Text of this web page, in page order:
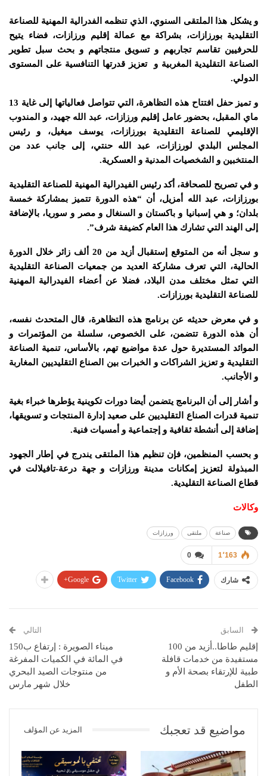
و يشكل هذا الملتقى السنوي، الذي تنظمه الفدرالية المهنية للصناعة
التقليدية بورزازات، بشراكة مع عمالة إقليم ورزازات، فضاء يتيح
للحرفيين تقاسم تجاربهم و تسويق منتجاتهم و بحث سبل تطوير
الصناعة التقليدية المغربية و تعزيز قدرتها التنافسية على المستوى
الدولي.
و تميز حفل افتتاح هذه التظاهرة، التي تتواصل فعالياتها إلى غاية 13
ماي المقبل، بحضور عامل إقليم ورزازات، عبد الله جهيد، و المندوب
الإقليمي للصناعة التقليدية بورزازات، يوسف ميغيل، و رئيس
المجلس البلدي لورزازات، عبد الله حنتي، إلى جانب عدد من
المنتخبين و الشخصيات المدنية و العسكرية.
و في تصريح للصحافة، أكد رئيس الفيدرالية المهنية للصناعة التقليدية
بورزازات، عبد الله أمزيل، أن “هذه الدورة تتميز بمشاركة خمسة
بلدان؛ و هي إسبانيا و باكستان و السنغال و مصر و سوريا، بالإضافة
إلى الهند التي تشارك هذا العام كضيفة شرف”.
و سجل أنه من المتوقع إستقبال أزيد من 20 ألف زائر خلال الدورة
الحالية، التي تعرف مشاركة العديد من جمعيات الصناعة التقليدية
التي تمثل مختلف مدن البلاد، فضلا عن أعضاء الفيدرالية المهنية
للصناعة التقليدية بورزازات.
و في معرض حديثه عن برنامج هذه التظاهرة، قال المتحدث نفسه،
أن هذه الدورة تتضمن، على الخصوص، سلسلة من المؤتمرات و
الموائد المستديرة حول عدة مواضيع تهم، بالأساس، تنمية الصناعة
التقليدية و تعزيز الشراكات و الخبرات بين الصناع التقليديين المغاربة
و الأجانب.
و أشار إلى أن البرنامج يتضمن أيضا دورات تكوينية يؤطرها خبراء بغية
تنمية قدرات الصناع التقليديين على صعيد إدارة المنتجات و تسويقها،
إضافة إلى أنشطة ثقافية و إجتماعية و أمسيات فنية.
و بحسب المنظمين، فإن تنظيم هذا الملتقى يندرج في إطار الجهود
المبذولة لتعزيز إمكانات مدينة ورزازات و جهة درعة-تافيلالت في
قطاع الصناعة التقليدية.
وكالات
صناعة ملتقى ورزازات
0 1٬163
شارك Facebook
Twitter
Google+
السابق
إقليم طاطا..أزيد من 100
مستفيدة من خدمات قافلة
طبية للإرتقاء بصحة الأم و
الطفل
التالي
ميناء الصويرة : إرتفاع ب150
في المائة في الكميات المفرغة
من منتوجات الصيد البحري
خلال شهر مارس
مواضيع قد تعجبك المزيد عن المؤلف